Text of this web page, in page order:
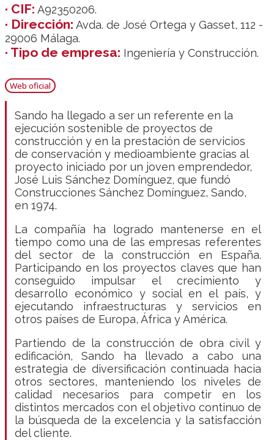
· CIF: A92350206.
· Dirección: Avda. de José Ortega y Gasset, 112 -
29006 Málaga.
· Tipo de empresa: Ingeniería y Construcción.
Web oficial
Sando ha llegado a ser un referente en la
ejecución sostenible de proyectos de
construcción y en la prestación de servicios
de conservación y medioambiente gracias al
proyecto iniciado por un joven emprendedor,
José Luis Sánchez Domínguez, que fundó
Construcciones Sánchez Domínguez, Sando,
en 1974.
La compañía ha logrado mantenerse en el
tiempo como una de las empresas referentes
del sector de la construcción en España.
Participando en los proyectos claves que han
conseguido impulsar el crecimiento y
desarrollo económico y social en el país, y
ejecutando infraestructuras y servicios en
otros países de Europa, África y América.
Partiendo de la construcción de obra civil y
edificación, Sando ha llevado a cabo una
estrategia de diversificación continuada hacia
otros sectores, manteniendo los niveles de
calidad necesarios para competir en los
distintos mercados con el objetivo continuo de
la búsqueda de la excelencia y la satisfacción
del cliente.